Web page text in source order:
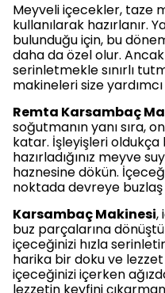
Meyveli içecekler, taze
kullanılarak hazırlanır.
bulunduğu için, bu
daha da özel olur.
serinletmekle sınırlı
makineleri size
Remta Karsambaç
soğutmanın yanı sıra,
katar. İşleyişleri oldukça
hazırladığınız meyve
haznesine dökün.
noktada devreye
Karsambaç Makinesi,
buz parçalarına
içeceğinizi hızla
harika bir doku ve
içeceğinizi içerken